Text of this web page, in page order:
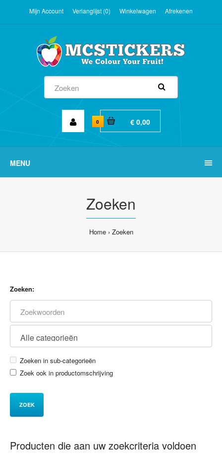
Mijn Account Verlanglijst (0) Winkelwagen Afrekenen
0 € 0,00
MENU
Zoeken
Home Zoeken
Zoeken:
Zoeken in sub-categorieën
Zoek ook in productomschrijving
Producten die aan uw zoekcriteria voldoen